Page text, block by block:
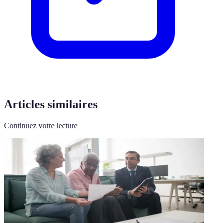
Articles similaires
Continuez votre lecture